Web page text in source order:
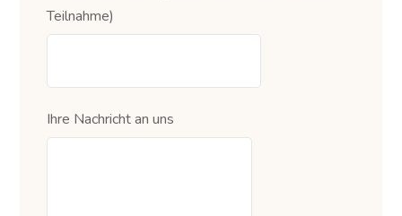
Teilnahme)
Ihre Nachricht an uns